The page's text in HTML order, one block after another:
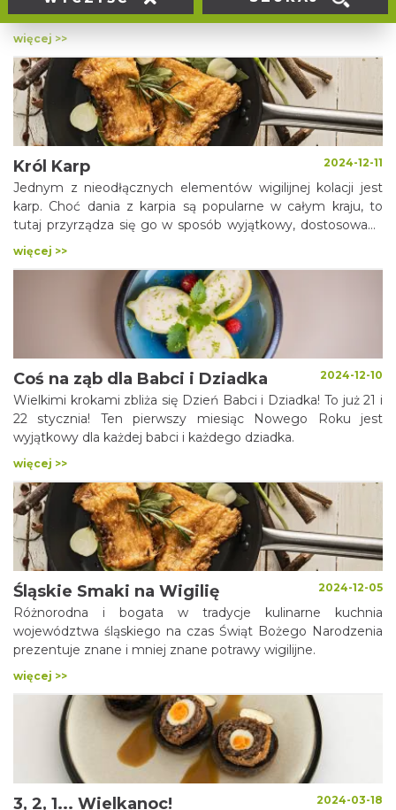
także z bogatymi tradycjami kulinarnymi. Każdy region
Polski ma swoje charakterystyczne potrawy, które pojawiają
się na wielkanocnych stołach, często przekazywane z
pokolenia na pokolenie.
więcej >>
2024-12-11
Król Karp
Jednym z nieodłącznych elementów wigilijnej kolacji jest
karp. Choć dania z karpia są popularne w całym kraju, to
tutaj przyrządza się go w sposób wyjątkowy, dostosowany
do lokalnych upodobań i tradycji kulinarnych.
więcej >>
2024-12-10
Coś na ząb dla Babci i Dziadka
Wielkimi krokami zbliża się Dzień Babci i Dziadka! To już 21 i
22 stycznia! Ten pierwszy miesiąc Nowego Roku jest
wyjątkowy dla każdej babci i każdego dziadka.
więcej >>
2024-12-05
Śląskie Smaki na Wigilię
Różnorodna i bogata w tradycje kulinarne kuchnia
województwa śląskiego na czas Świąt Bożego Narodzenia
prezentuje znane i mniej znane potrawy wigilijne.
więcej >>
2024-03-18
3, 2, 1... Wielkanoc!